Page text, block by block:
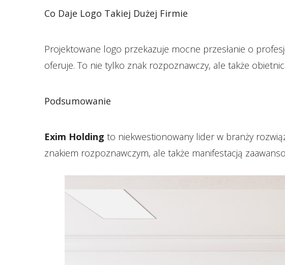
Co Daje Logo Takiej Dużej Firmie
Projektowane logo przekazuje mocne przesłanie o
oferuje. To nie tylko znak rozpoznawczy, ale także
Podsumowanie
Exim Holding to niekwestionowany lider w branży
znakiem rozpoznawczym, ale także manifestacją